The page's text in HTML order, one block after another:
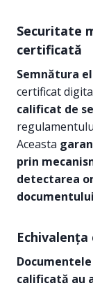
Securitate
certificată
Semnătura
certificat
calificat de
Aceasta
prin
detectarea
calificată au